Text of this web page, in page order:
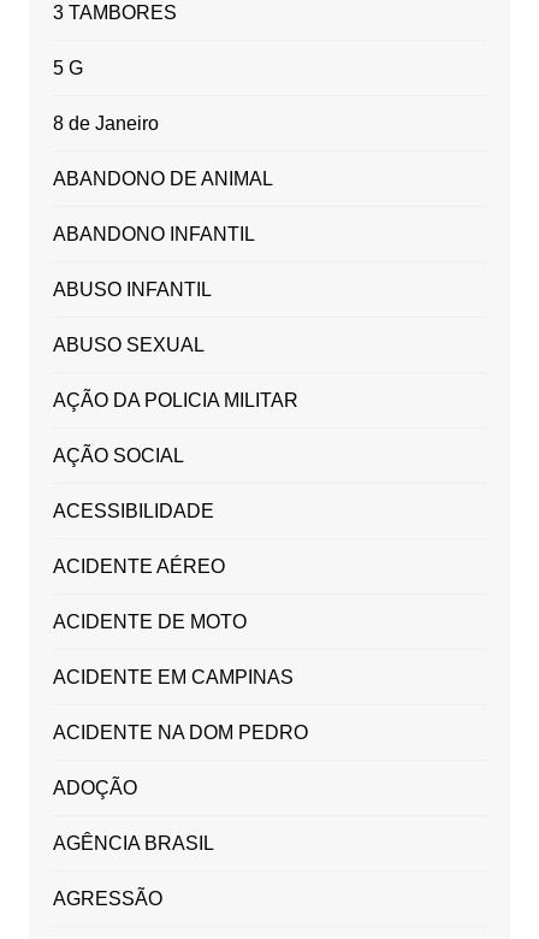
3 TAMBORES
5 G
8 de Janeiro
ABANDONO DE ANIMAL
ABANDONO INFANTIL
ABUSO INFANTIL
ABUSO SEXUAL
AÇÃO DA POLICIA MILITAR
AÇÃO SOCIAL
ACESSIBILIDADE
ACIDENTE AÉREO
ACIDENTE DE MOTO
ACIDENTE EM CAMPINAS
ACIDENTE NA DOM PEDRO
ADOÇÃO
AGÊNCIA BRASIL
AGRESSÃO